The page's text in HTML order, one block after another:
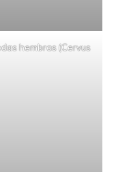
hembras (Cervus